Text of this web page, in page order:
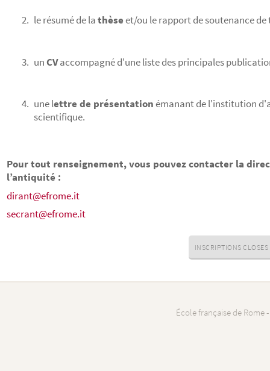
le résumé de lathèseet/ou le rapport de soutenance de
unCVaccompagné d'une liste des principales
une lettre de présentationémanant de l'institution
scientifique.
Pour tout renseignement, vous pouvez contacter la
l’antiquité :
dirant@efrome.it
secrant@efrome.it
INSCRIPTIONS CLOSES
École française de Rome -